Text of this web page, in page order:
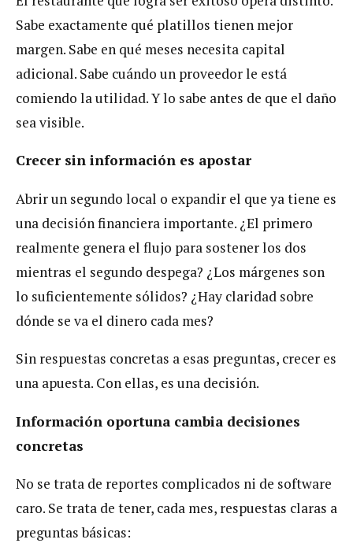
Sabe exactamente qué platillos tienen mejor
margen. Sabe en qué meses necesita capital
adicional. Sabe cuándo un proveedor le está
comiendo la utilidad. Y lo sabe antes de que el daño
sea visible.
Crecer sin información es apostar
Abrir un segundo local o expandir el que ya tiene es
una decisión financiera importante. ¿El primero
realmente genera el flujo para sostener los dos
mientras el segundo despega? ¿Los márgenes son
lo suficientemente sólidos? ¿Hay claridad sobre
dónde se va el dinero cada mes?
Sin respuestas concretas a esas preguntas, crecer es
una apuesta. Con ellas, es una decisión.
Información oportuna cambia decisiones
concretas
No se trata de reportes complicados ni de software
caro. Se trata de tener, cada mes, respuestas claras a
preguntas básicas: